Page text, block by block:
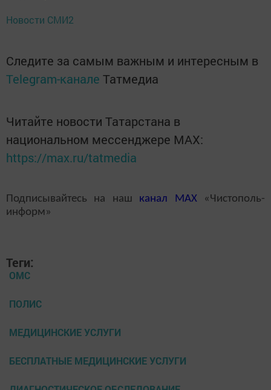
Новости СМИ2
Следите за самым важным и интересным в
Telegram-канале Татмедиа
Читайте новости Татарстана в
национальном мессенджере MАХ:
https://max.ru/tatmedia
Подписывайтесь на наш канал MAX«Чистополь-
информ»
Теги:
ОМС
ПОЛИС
МЕДИЦИНСКИЕ УСЛУГИ
БЕСПЛАТНЫЕ МЕДИЦИНСКИЕ УСЛУГИ